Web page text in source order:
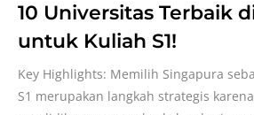
10 Universitas Terbaik
untuk Kuliah S1!
Key Highlights: Memilih Singapura
S1 merupakan langkah strategis